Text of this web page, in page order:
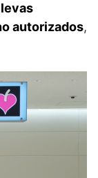
autorizados,